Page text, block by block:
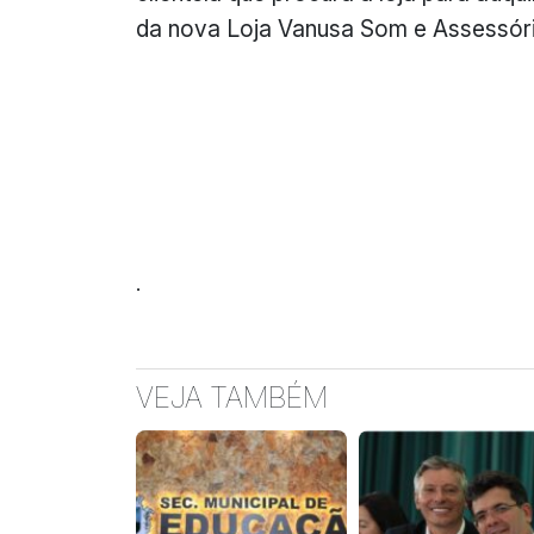
da nova Loja Vanusa Som e
.
VEJA TAMBÉM